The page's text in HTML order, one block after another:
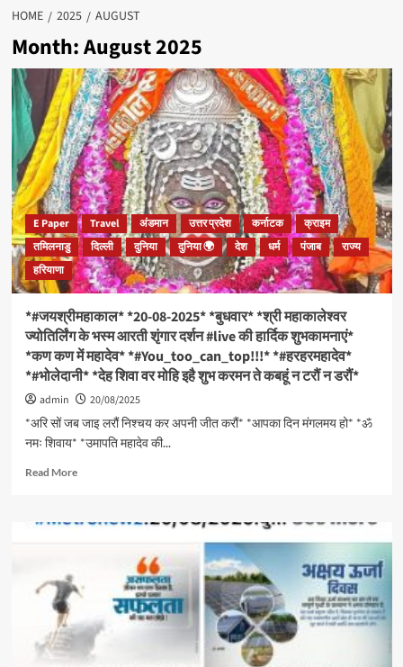
HOME 2025 AUGUST
Month:August 2025
E Paper Travel अंडमान उत्तर प्रदेश कर्नाटक
क्राइम
तमिलनाडु
दिल्ली दुनिया दुनिया 🌍 देश धर्म पंजाब
राज्य
हरियाणा
*#जयश्रीमहाकाल* *20-08-2025* *बुधवार* *श्री महाकालेश्वर
ज्योतिर्लिंग के भस्म आरती शृंगार दर्शन #live की हार्दिक शुभकामनाएं*
*कण कण में महादेव* *#You_too_can_top!!!* *#हरहरमहादेव*
*#भोलेदानी* *देह शिवा वर मोहि इहै शुभ करमन ते कबहूं न टरौं न डरौं*
admin
20/08/2025
*अरि सों जब जाइ लरौं निश्चय कर अपनी जीत करौं* *आपका दिन मंगलमय हो* *ॐ
नमः शिवाय* *उमापति महादेव की...
Read MoreRead
*#जयश्रीमहाकाल*
*बुधवार*
महाकालेश्वर
ज्योतिर्लिंग
के